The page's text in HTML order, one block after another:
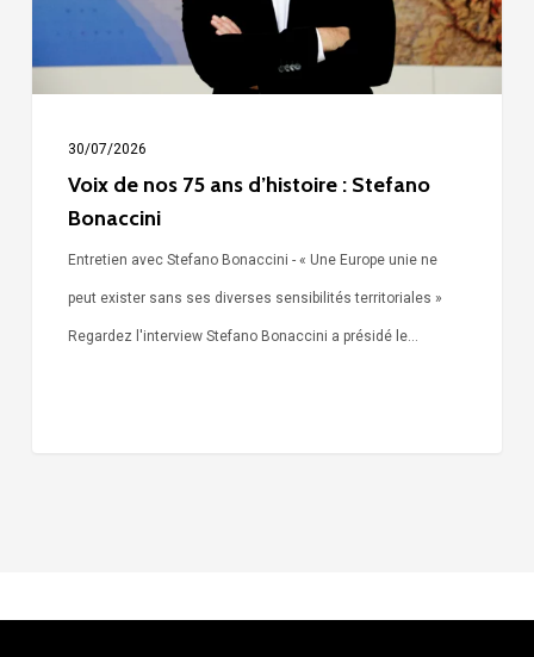
Stefano
Bonaccini
30/07/2026
Voix de nos 75 ans d’histoire : Stefano
Bonaccini
Entretien avec Stefano Bonaccini - « Une Europe unie ne
peut exister sans ses diverses sensibilités territoriales »
Regardez l'interview Stefano Bonaccini a présidé le…